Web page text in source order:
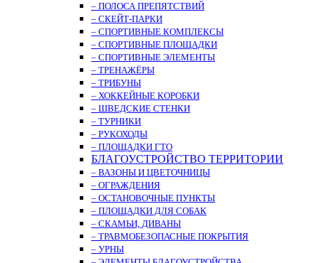
– ПОЛОСА ПРЕПЯТСТВИЙ
– СКЕЙТ-ПАРКИ
– СПОРТИВНЫЕ КОМПЛЕКСЫ
– СПОРТИВНЫЕ ПЛОЩАДКИ
– СПОРТИВНЫЕ ЭЛЕМЕНТЫ
– ТРЕНАЖЁРЫ
– ТРИБУНЫ
– ХОККЕЙНЫЕ КОРОБКИ
– ШВЕДСКИЕ СТЕНКИ
– ТУРНИКИ
– РУКОХОДЫ
– ПЛОЩАДКИ ГТО
БЛАГОУСТРОЙСТВО ТЕРРИТОРИИ
– ВАЗОНЫ И ЦВЕТОЧНИЦЫ
– ОГРАЖДЕНИЯ
– ОСТАНОВОЧНЫЕ ПУНКТЫ
– ПЛОЩАДКИ ДЛЯ СОБАК
– СКАМЬИ, ДИВАНЫ
– ТРАВМОБЕЗОПАСНЫЕ ПОКРЫТИЯ
– УРНЫ